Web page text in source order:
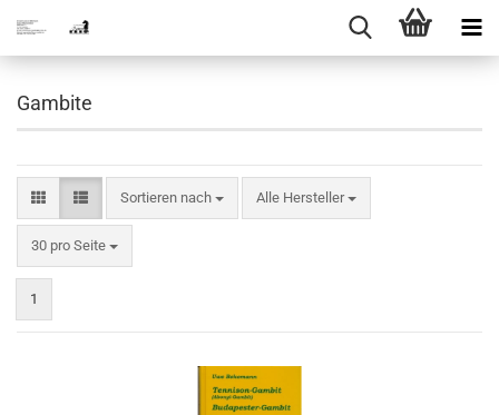
Gambite
Sortieren nach
Sortieren nach Alle Hersteller
30 pro Seite
pro Seite
1